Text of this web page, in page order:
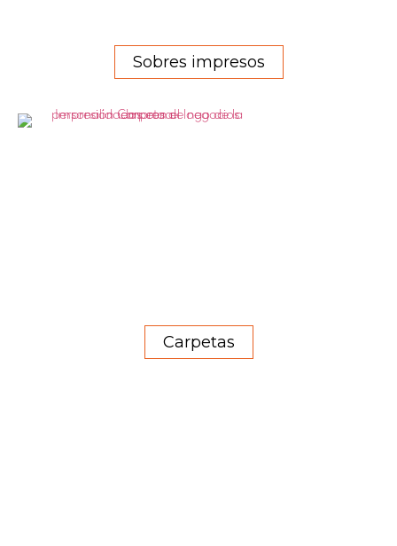
Sobres impresos
Carpetas